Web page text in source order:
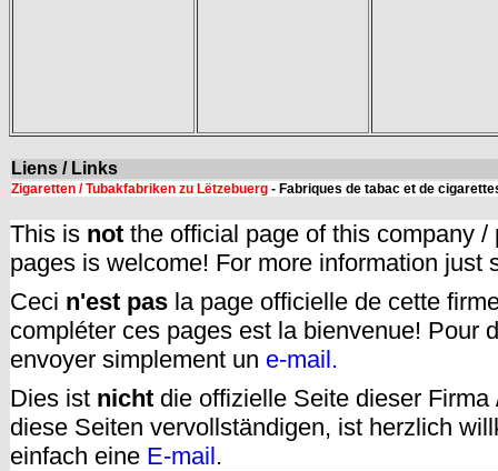
Liens / Links
Zigaretten / Tubakfabriken zu Lëtzebuerg - Fabriques de tabac et de
This is not the official page of this company
pages is welcome! For more information just
Ceci n'est pas la page officielle de cette
compléter ces pages est la bienvenue! Pour
envoyer simplement un e-mail.
Dies ist nicht die offizielle Seite dieser
diese Seiten vervollständigen, ist herzlich
einfach eine E-mail.